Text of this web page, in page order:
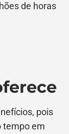
de horas
pois
tempo em